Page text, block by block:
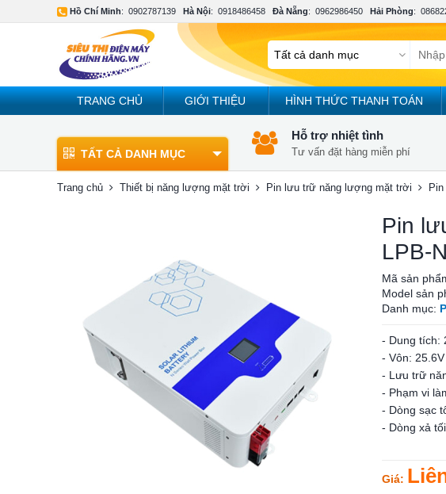
Hồ Chí Minh: 0902787139 Hà Nội: 0918486458 Đà Nẵng: 0962986450 Hải Phòng:
TRANG CHỦ GIỚI THIỆU HÌNH THỨC THANH TOÁN
TẤT CẢ DANH MỤC
Hỗ trợ nhiệt tình
Tư vấn đặt hàng miễn phí
Trang chủ Thiết bị năng lượng mặt trời Pin lưu trữ năng lượng mặt trời
Pin
LPB-
Mã sản
Model sản
Danh mục:
- Dung tích:
- Vôn: 25.6V
- Lưu trữ
- Phạm vi
- Dòng sạc
- Dòng xả
Giá: